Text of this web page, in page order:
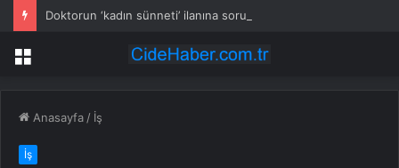
Doktorun ‘kadın sünneti’ ilanına soruşturma
Menü
Anasayfa / İş
İş